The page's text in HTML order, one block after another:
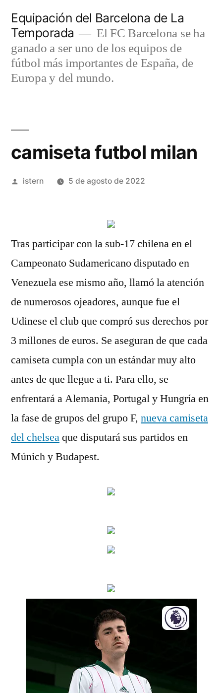
contenido
Equipación del Barcelona de La
Temporada
El FC Barcelona se ha
ganado a ser uno de los equipos de
fútbol más importantes de España, de
Europa y del mundo.
camiseta futbol milan
Publicado
istern 5 de agosto de 2022
Tras participar con la sub-17 chilena en el
Campeonato Sudamericano disputado en
Venezuela ese mismo año, llamó la atención
de numerosos ojeadores, aunque fue el
Udinese el club que compró sus derechos por
3 millones de euros. Se aseguran de que cada
camiseta cumpla con un estándar muy alto
antes de que llegue a ti. Para ello, se
enfrentará a Alemania, Portugal y Hungría en
la fase de grupos del grupo F, nueva camiseta
del chelseaque disputará sus partidos en
Múnich y Budapest.